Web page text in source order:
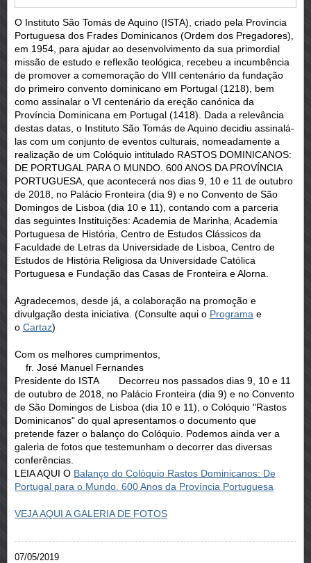
O Instituto São Tomás de Aquino (ISTA), criado pela Província
Portuguesa dos Frades Dominicanos (Ordem dos Pregadores),
em 1954, para ajudar ao desenvolvimento da sua primordial
missão de estudo e reflexão teológica, recebeu a incumbência
de promover a comemoração do VIII centenário da fundação
do primeiro convento dominicano em Portugal (1218), bem
como assinalar o VI centenário da ereção canónica da
Província Dominicana em Portugal (1418). Dada a relevância
destas datas, o Instituto São Tomás de Aquino decidiu assinalá-
las com um conjunto de eventos culturais, nomeadamente a
realização de um Colóquio intitulado RASTOS DOMINICANOS:
DE PORTUGAL PARA O MUNDO. 600 ANOS DA PROVÍNCIA
PORTUGUESA, que acontecerá nos dias 9, 10 e 11 de outubro
de 2018, no Palácio Fronteira (dia 9) e no Convento de São
Domingos de Lisboa (dia 10 e 11), contando com a parceria
das seguintes Instituições: Academia de Marinha, Academia
Portuguesa de História, Centro de Estudos Clássicos da
Faculdade de Letras da Universidade de Lisboa, Centro de
Estudos de História Religiosa da Universidade Católica
Portuguesa e Fundação das Casas de Fronteira e Alorna.
Agradecemos, desde já, a colaboração na promoção e
divulgação desta iniciativa. (Consulte aqui o Programa e
o Cartaz)
Com os melhores cumprimentos,
fr. José Manuel Fernandes
Presidente do ISTA Decorreu nos passados dias 9, 10 e 11
de outubro de 2018, no Palácio Fronteira (dia 9) e no Convento
de São Domingos de Lisboa (dia 10 e 11), o Colóquio "Rastos
Dominicanos" do qual apresentamos o documento que
pretende fazer o balanço do Colóquio. Podemos ainda ver a
galeria de fotos que testemunham o decorrer das diversas
conferências.
LEIA AQUI O Balanço do Colóquio Rastos Dominicanos: De
Portugal para o Mundo. 600 Anos da Província Portuguesa
VEJA AQUI A GALERIA DE FOTOS
07/05/2019